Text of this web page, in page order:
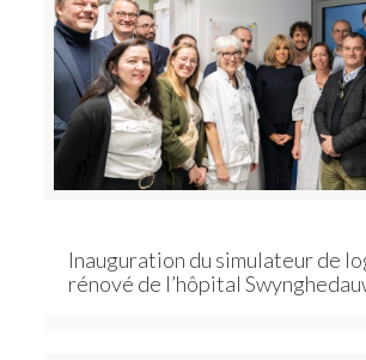
Inauguration du simulateur de
rénové de l’hôpital